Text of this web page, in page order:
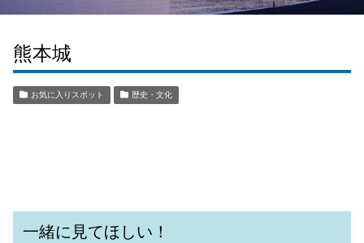
熊本城
お気に入りスポット 歴史・文化
一緒に見てほしい！